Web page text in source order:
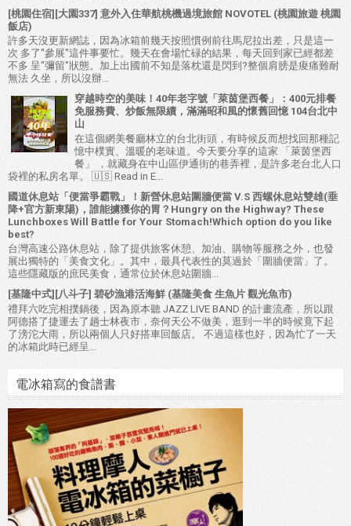
[桃園住宿][大園337] 意外入住華航桃機過境旅館 NOVOTEL (桃園旅遊 桃園
飯店)
許多天沒更新網誌，因為冰箱前幾天按照慣例前往馬尼拉出差，只是這一
次 多了"參展"這件事要忙。幾天在會場忙碌的結果，每天回到家已經都差
不多 呈"彌留"狀態。加上出國前不知是落枕還是閃到?整個肩膀是痠痛難耐
無法 久坐，所以沒辦...
穿越時空的美味！40年老字號「萊茵堡西餐」：400元排餐
免服務費、炒飯無限續，滿滿昭和風的懷舊回憶 104台北中
山
在這個網美餐廳林立的台北街頭，有時候反而想找回那種記
憶中樸實、溫暖的老味道。今天要分享的這家 「萊茵堡西
餐」 ，就藏身在中山區伊通街的巷弄裡，是許多老台北人口
袋裡的私房名單。 🇺🇸 Read in E...
國道休息站「便當爭霸戰」！新營休息站圍牆便當 V.S 西螺休息站雙雄(垂
降+官方新東陽)，誰能擄獲你的胃？Hungry on the Highway? These
Lunchboxes Will Battle for Your Stomach!Which option do you like
best?
台灣高速公路休息站，除了提供旅客休憩、加油、購物等服務之外，也發
展出獨特的「美食文化」。其中，最具代表性的莫過於「圍牆便當」了。
這些隱藏版的庶民美食，通常位於休息站圍牆...
[基隆中式][八斗子] 碧砂漁港活海鮮 (基隆美食 生魚片 觀光魚市)
禮拜六吃完相撲鍋後，因為原本聽 JAZZ LIVE BAND 的計畫流產，所以跟
阿德搭了捷運去了趟士林夜市，奈何天公不做美，逛到一半的時候竟下起
了滂沱大雨，所以兩個人只好搭車回飯店。 不過這樣也好，因為忙了一天
的冰箱此時已經呈...
電冰箱寫的食譜書